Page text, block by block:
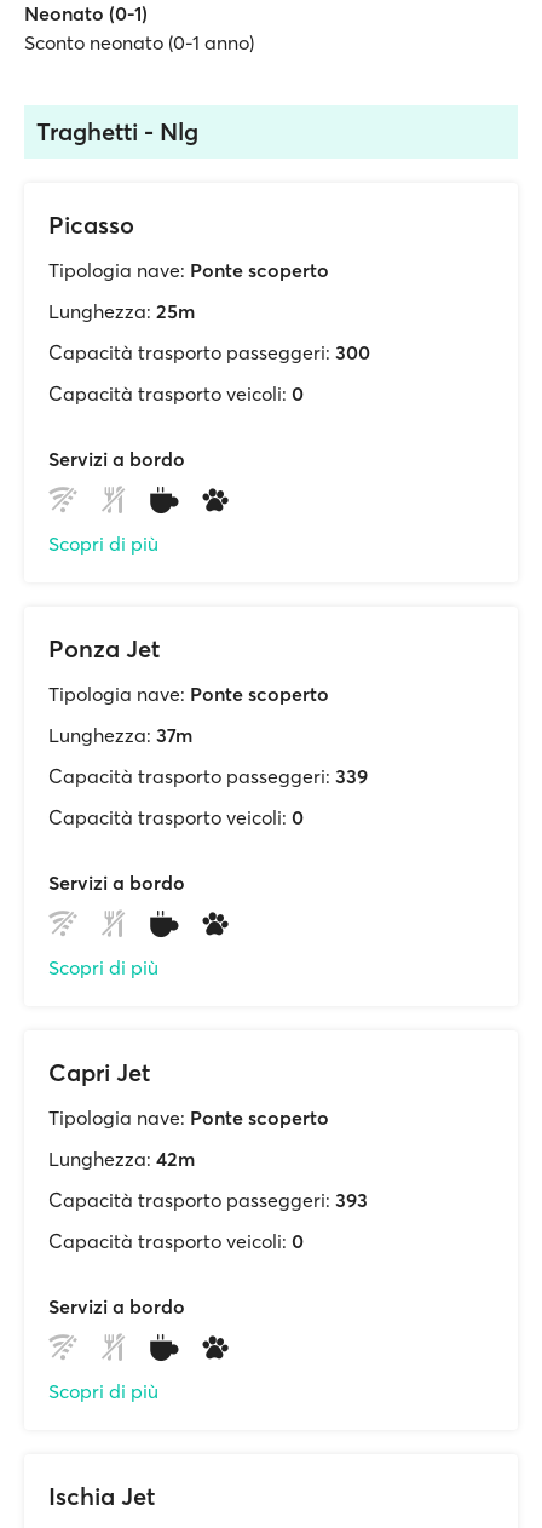
Neonato (0-1)
Sconto neonato (0-1 anno)
Traghetti - Nlg
Picasso
Tipologia nave: Ponte scoperto
Lunghezza: 25m
Capacità trasporto passeggeri: 300
Capacità trasporto veicoli: 0
Servizi a bordo
Scopri di più
Ponza Jet
Tipologia nave: Ponte scoperto
Lunghezza: 37m
Capacità trasporto passeggeri: 339
Capacità trasporto veicoli: 0
Servizi a bordo
Scopri di più
Capri Jet
Tipologia nave: Ponte scoperto
Lunghezza: 42m
Capacità trasporto passeggeri: 393
Capacità trasporto veicoli: 0
Servizi a bordo
Scopri di più
Ischia Jet